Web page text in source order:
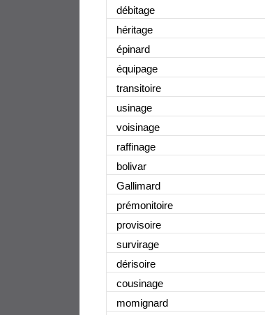
débitage
héritage
épinard
équipage
transitoire
usinage
voisinage
raffinage
bolivar
Gallimard
prémonitoire
provisoire
survirage
dérisoire
cousinage
momignard